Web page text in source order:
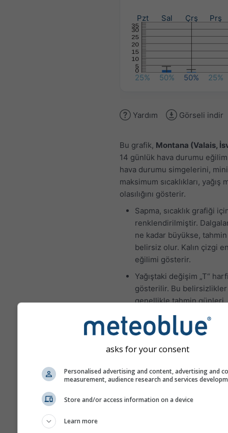
Pzt Sal Çrş Prş
25% 50% 50% 25%
Yardım Görseli indir
Bu grafik, Montana (Valais,
14 günlük hava durumu
hava durumu simgelerini,
maksimum sıcaklıkları, yağış
olasılığını gösterir.
Sapma, sıcaklık grafiği
renklendirilmiştir.
ne kadar büyükse,
belirsiz olur. Kalın çizgi
eğilimi gösterir.
Yağıştaki değişim „T“
gösterilir. Bu belirsizlikler
genellikle tahmin günleri
ilerledikçe artar.
Tahmin „ensemble"
daha hassas ölçmek için
başlangıç
fazla model çalıştırılır.
asks for your consent
Personalised advertising and content, advertising and
measurement, audience research and services
Store and/or access information on a device
Learn more